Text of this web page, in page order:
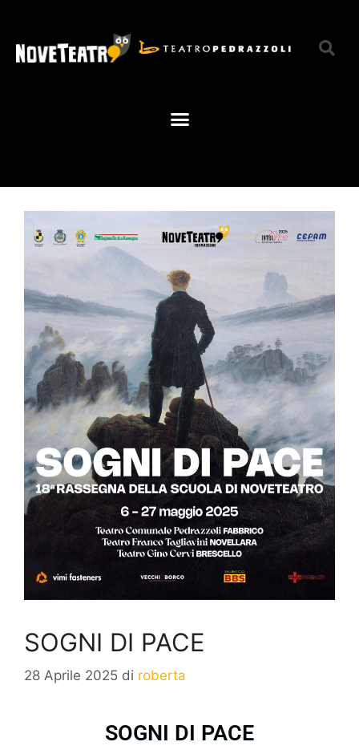
SOGNI DI PACE
28 Aprile 2025 di roberta
SOGNI DI PACE